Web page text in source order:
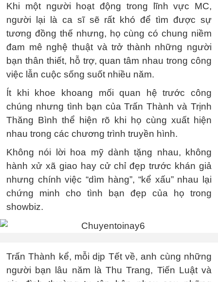
Khi một người hoạt động trong lĩnh vực MC,
người lại là ca sĩ sẽ rất khó để tìm được sự
tương đồng thế nhưng, họ cùng có chung niềm
đam mê nghệ thuật và trở thành những người
bạn thân thiết, hỗ trợ, quan tâm nhau trong công
việc lẫn cuộc sống suốt nhiều năm.
Ít khi khoe khoang mối quan hệ trước công
chúng nhưng tình bạn của Trấn Thành và Trịnh
Thăng Bình thể hiện rõ khi họ cùng xuất hiện
nhau trong các chương trình truyền hình.
Không nói lời hoa mỹ dành tặng nhau, không
hành xử xã giao hay cử chỉ đẹp trước khán giả
nhưng chính việc “dìm hàng”, “kể xấu” nhau lại
chứng minh cho tình bạn đẹp của họ trong
showbiz.
Trấn Thành kể, mỗi dịp Tết về, anh cùng những
người bạn lâu năm là Thu Trang, Tiến Luật và